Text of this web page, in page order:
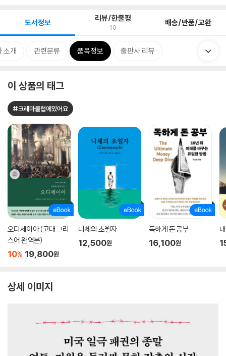
도서정보 리뷰/한줄평
10 배송/반품/교환
소개 관련분류 품목정보 출판사 리뷰
이 상품의 태그
#크레마클럽에있어요
오디세이아 (고대 그리
스어 완역본)
10% 19,800원
니체의 초월자
12,500원
독하게 돈 공부
16,100원
상세 이미지